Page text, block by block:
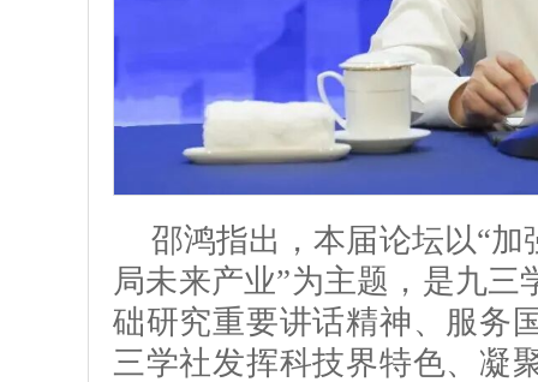
邵鸿指出，本届论坛以“
局未来产业”为主题，是九
础研究重要讲话精神、服务
三学社发挥科技界特色、凝